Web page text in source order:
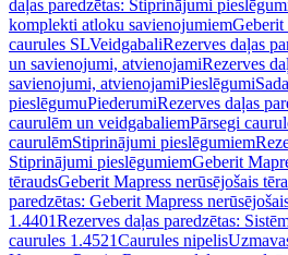
daļas paredzētas: Stiprinājumi
komplekti atloku savienojumiem
caurules SLVeidgabaliRezerves daļas
un savienojumi, atvienojamiRezerves
savienojumi, atvienojamiPieslēgumi
pieslēgumuPiederumiRezerves daļas
caurulēm un veidgabaliemPārsegi
caurulēmStiprinājumi pieslēgumiem
Stiprinājumi pieslēgumiemGeberit
tēraudsGeberit Mapress nerūsējošais
paredzētas: Geberit Mapress
1.4401Rezerves daļas paredzētas:
caurules 1.4521Caurules nipelis